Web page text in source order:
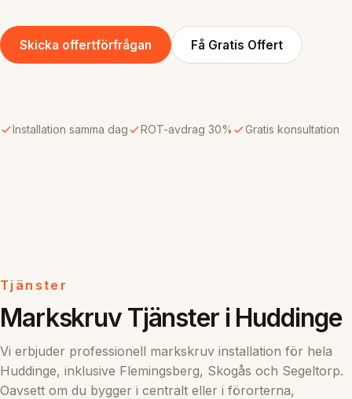
Skicka offertförfrågan Få Gratis Offert
Installation samma dag ROT-avdrag 30% Gratis konsultation
Tjänster
Markskruv Tjänster i Huddinge
Vi erbjuder professionell markskruv installation för hela
Huddinge, inklusive Flemingsberg, Skogås och Segeltorp.
Oavsett om du bygger i centralt eller i förorterna,